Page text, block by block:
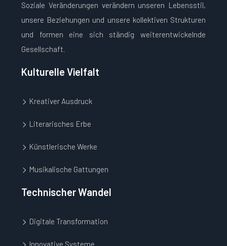
Soziale Veränderungen verändern unseren Lebensstil,
unsere Beziehungen und unsere kollektiven Strukturen
und formen eine sich ständig weiterentwickelnde
Gesellschaft.
Kulturelle Vielfalt
Kreativer Ausdruck
Literarisches Erbe
Künstlerische Werke
Musikalische Gattungen
Technischer Wandel
Digitale Transformation
Innovative Systeme